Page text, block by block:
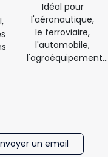
Idéal pour
l'aéronautique,
le ferroviaire,
l'automobile,
l'agroéquipement…
un email